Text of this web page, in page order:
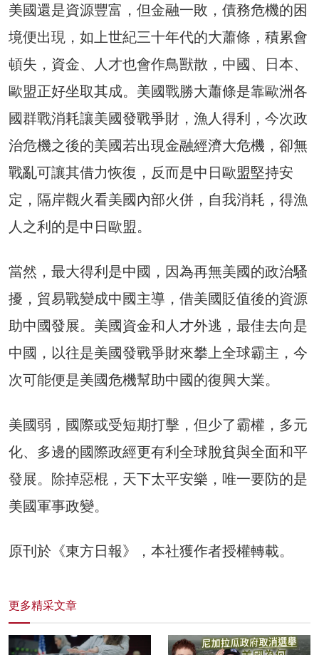
美國還是資源豐富，但金融一敗，債務危機的困
境便出現，如上世紀三十年代的大蕭條，積累會
頓失，資金、人才也會作鳥獸散，中國、日本、
歐盟正好坐取其成。美國戰勝大蕭條是靠歐洲各
國群戰消耗讓美國發戰爭財，漁人得利，今次政
治危機之後的美國若出現金融經濟大危機，卻無
戰亂可讓其借力恢復，反而是中日歐盟堅持安
定，隔岸觀火看美國內部火併，自我消耗，得漁
人之利的是中日歐盟。
當然，最大得利是中國，因為再無美國的政治騷
擾，貿易戰變成中國主導，借美國貶值後的資源
助中國發展。美國資金和人才外逃，最佳去向是
中國，以往是美國發戰爭財來攀上全球霸主，今
次可能便是美國危機幫助中國的復興大業。
美國弱，國際或受短期打擊，但少了霸權，多元
化、多邊的國際政經更有利全球脫貧與全面和平
發展。除掉惡棍，天下太平安樂，唯一要防的是
美國軍事政變。
原刊於《東方日報》，本社獲作者授權轉載。
更多精采文章